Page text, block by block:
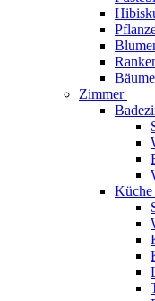
Bäume
Zimmer
Küche